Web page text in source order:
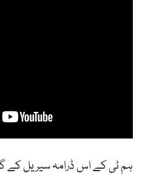
ہم ٹی کے اس ڈرامہ سیریل کے